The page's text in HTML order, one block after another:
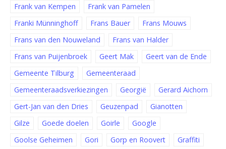
Frank van Kempen
Frank van Pamelen
Franki Münninghoff
Frans Bauer
Frans Mouws
Frans van den Nouweland
Frans van Halder
Frans van Puijenbroek
Geert Mak
Geert van de Ende
Gemeente Tilburg
Gemeenteraad
Gemeenteraadsverkiezingen
Georgië
Gerard Aichorn
Gert-Jan van den Dries
Geuzenpad
Gianotten
Gilze
Goede doelen Goirle
Google
Goolse Geheimen
Gori Gorp en Roovert
Graffiti